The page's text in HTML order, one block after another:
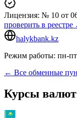
Лицензия: № 10 от
проверить в реестре
halykbank.kz
Режим работы: пн-
← Все обменные
Курсы